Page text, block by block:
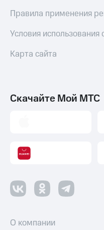
Правила применения
Условия использования
Карта сайта
Скачайте Мой МТС
О компании